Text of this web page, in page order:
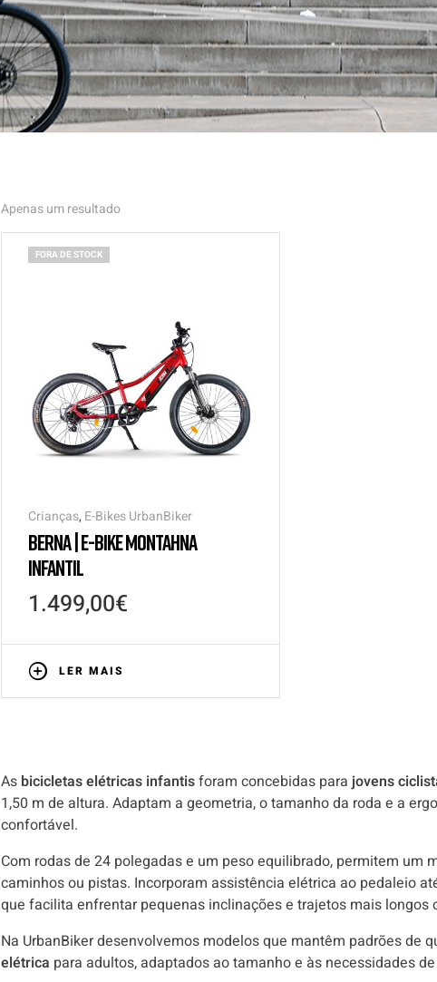
Apenas um resultado
FORA DE STOCK
Crianças, E-Bikes UrbanBiker
BERNA | E-BIKE MONTAHNA
INFANTIL
1.499,00€
LER MAIS
As bicicletas elétricas infantisforam concebidas parajovens
1,50 m de altura. Adaptam a geometria, o tamanho da roda e a
confortável.
Com rodas de 24 polegadas e um peso equilibrado, permitem
caminhos ou pistas. Incorporam assistência elétrica ao pedaleio
que facilita enfrentar pequenas inclinações e trajetos mais longos
Na UrbanBiker desenvolvemos modelos que mantêm padrões de
elétrica para adultos, adaptados ao tamanho e às necessidades